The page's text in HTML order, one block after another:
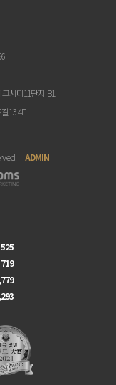
시티11단지 B1
13 4F
ADMIN
525
719